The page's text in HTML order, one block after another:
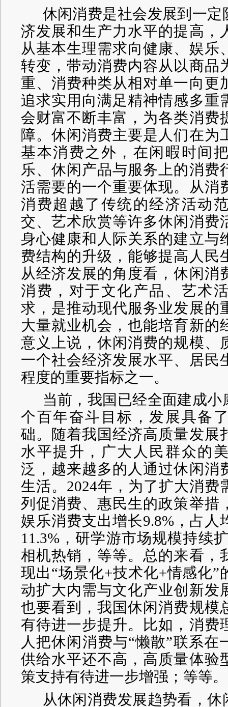
休闲消费是社会发展到一
济发展和生产力水平的提高，
从基本生理需求向健康、娱乐
转变，带动消费内容从以商品
重、消费种类从相对单一向更
追求实用向满足精神情感多重
会财富不断丰富，为各类消费
障。休闲消费主要是人们在为
基本消费之外，在闲暇时间
乐、休闲产品与服务上的消费
活需要的一个重要体现。从消
消费超越了传统的经济活动
交、艺术欣赏等许多休闲消费
身心健康和人际关系的建立与
费结构的升级，能够提高人民
从经济发展的角度看，休闲消
消费，对于文化产品、艺术
求，是推动现代服务业发展的
大量就业机会，也能培育新的
意义上说，休闲消费的规模、
一个社会经济发展水平、居民
程度的重要指标之一。
当前，我国已经全面建成
个百年奋斗目标，发展具备
础。随着我国经济高质量发展
水平提升，广大人民群众的
泛，越来越多的人通过休闲消
生活。 2024年，为了扩大消费
列促消费、惠民生的政策举措
娱乐消费支出增长9.8%，占人
11.3%，研学游市场规模持续
相机热销，等等。总的来看，
现出“场景化+技术化+情感化”
动扩大内需与文化产业创新发
也要看到，我国休闲消费规模
有待进一步提升。比如，消费
人把休闲消费与“懒散”联系在
供给水平还不高，高质量体验
策支持有待进一步增强；等等。
从休闲消费发展趋势看，